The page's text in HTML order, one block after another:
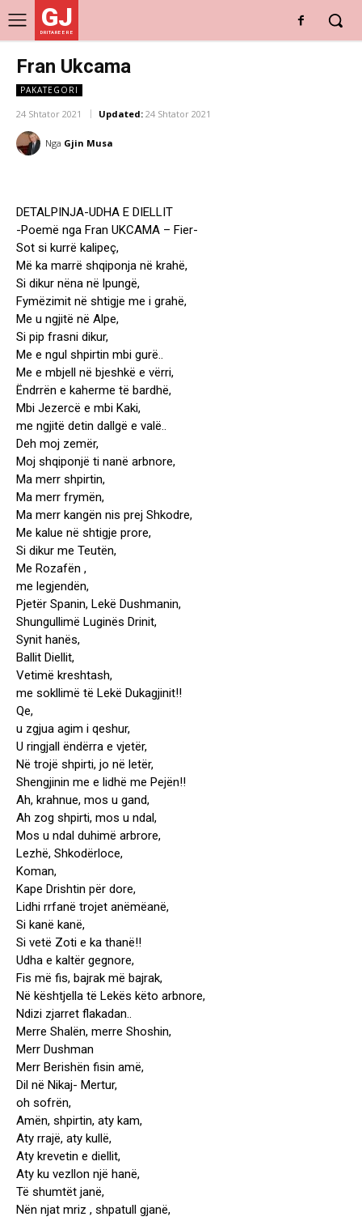
GJ
DRITARE E RE
Fran Ukcama
PAKATEGORI
24 Shtator 2021 Updated: 24 Shtator 2021
Nga Gjin Musa
DETALPINJA-UDHA E DIELLIT
-Poemë nga Fran UKCAMA – Fier-
Sot si kurrë kalipeç,
Më ka marrë shqiponja në krahë,
Si dikur nëna në lpungë,
Fymëzimit në shtigje me i grahë,
Me u ngjitë në Alpe,
Si pip frasni dikur,
Me e ngul shpirtin mbi gurë..
Me e mbjell në bjeshkë e vërri,
Ëndrrën e kaherme të bardhë,
Mbi Jezercë e mbi Kaki,
me ngjitë detin dallgë e valë..
Deh moj zemër,
Moj shqiponjë ti nanë arbnore,
Ma merr shpirtin,
Ma merr frymën,
Ma merr kangën nis prej Shkodre,
Me kalue në shtigje prore,
Si dikur me Teutën,
Me Rozafën ,
me legjendën,
Pjetër Spanin, Lekë Dushmanin,
Shungullimë Luginës Drinit,
Synit hanës,
Ballit Diellit,
Vetimë kreshtash,
me sokllimë të Lekë Dukagjinit!!
Qe,
u zgjua agim i qeshur,
U ringjall ëndërra e vjetër,
Në trojë shpirti, jo në letër,
Shengjinin me e lidhë me Pejën!!
Ah, krahnue, mos u gand,
Ah zog shpirti, mos u ndal,
Mos u ndal duhimë arbrore,
Lezhë, Shkodërloce,
Koman,
Kape Drishtin për dore,
Lidhi rrfanë trojet anëmëanë,
Si kanë kanë,
Si vetë Zoti e ka thanë!!
Udha e kaltër gegnore,
Fis më fis, bajrak më bajrak,
Në kështjella të Lekës këto arbnore,
Ndizi zjarret flakadan..
Merre Shalën, merre Shoshin,
Merr Dushman
Merr Berishën fisin amë,
Dil në Nikaj- Mertur,
oh sofrën,
Amën, shpirtin, aty kam,
Aty rrajë, aty kullë,
Aty krevetin e diellit,
Aty ku vezllon një hanë,
Të shumtët janë,
Nën njat mriz , shpatull gjanë,